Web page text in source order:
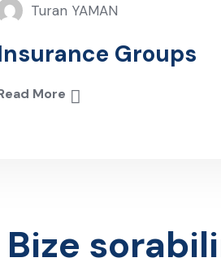
Turan YAMAN
Groups
More
Bize